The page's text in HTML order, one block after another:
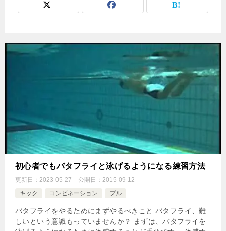
初心者でもバタフライと泳げるようになる練習方法
更新日： 2023-05-27 公開日： 2015-09-12
キック
コンビネーション プル
バタフライをやるためにまずやるべきこと バタフライ、難
しいという意識もっていませんか？ まずは、バタフライを